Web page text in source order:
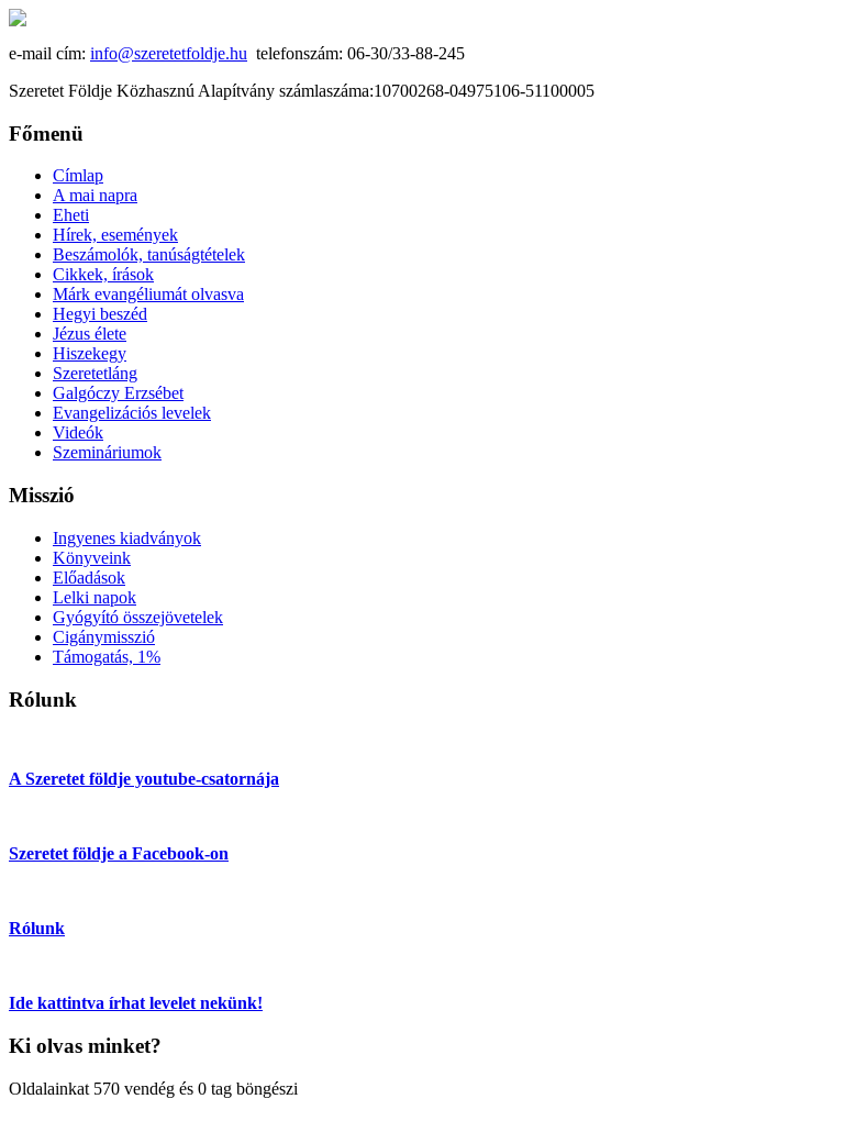
e-mail cím: info@szeretetfoldje.hu telefonszám: 06-30/33-88-245
Szeretet Földje Közhasznú Alapítvány számlaszáma:10700268-04975106-51100005
Főmenü
Címlap
A mai napra
Eheti
Hírek, események
Beszámolók, tanúságtételek
Cikkek, írások
Márk evangéliumát olvasva
Hegyi beszéd
Jézus élete
Hiszekegy
Szeretetláng
Galgóczy Erzsébet
Evangelizációs levelek
Videók
Szemináriumok
Misszió
Ingyenes kiadványok
Könyveink
Előadások
Lelki napok
Gyógyító összejövetelek
Cigánymisszió
Támogatás, 1%
Rólunk
A Szeretet földje youtube-csatornája
Szeretet földje a Facebook-on
Rólunk
Ide kattintva írhat levelet nekünk!
Ki olvas minket?
Oldalainkat 570 vendég és 0 tag böngészi